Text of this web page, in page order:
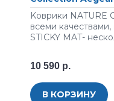
Koвpики NATURE
вceми
STICKY MAT-
10 590 р.
В КОРЗИНУ